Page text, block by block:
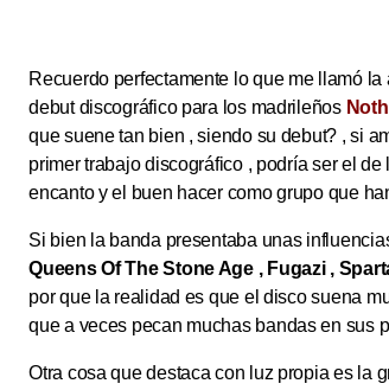
Recuerdo perfectamente lo que me llamó
debut discográfico para los madrileños
que suene tan bien , siendo su debut? , si
primer trabajo discográfico , podría ser el
encanto y el buen hacer como grupo que
Si bien la banda presentaba unas
Queens Of The Stone Age , Fugazi ,
por que la realidad es que el disco suena
que a veces pecan muchas bandas en sus
Otra cosa que destaca con luz propia es la